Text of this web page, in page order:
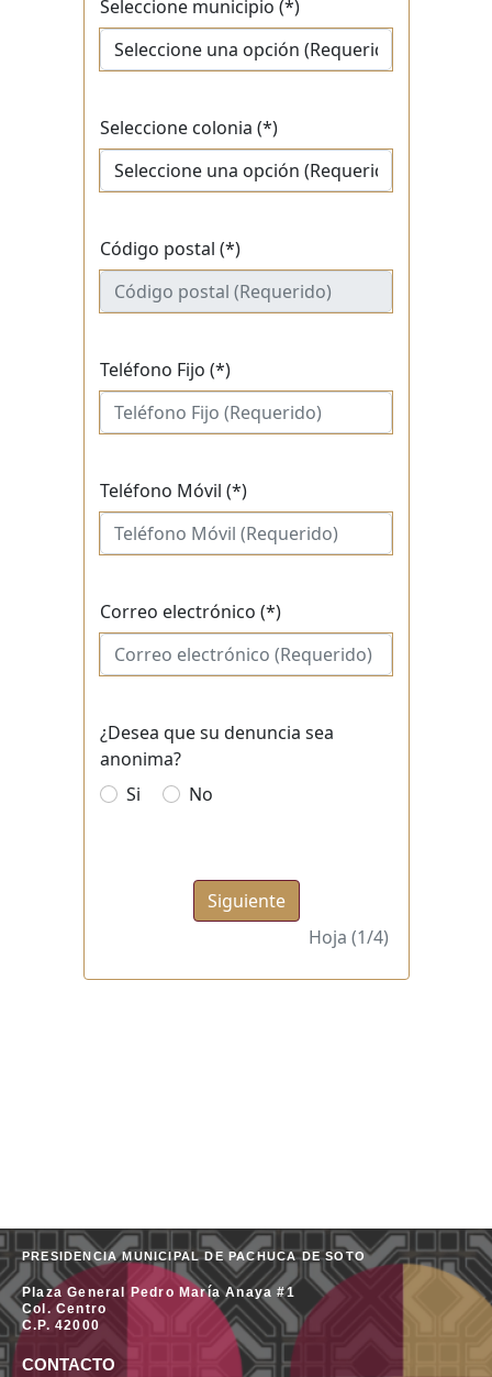
PRESIDENCIA MUNICIPAL DE PACHUCA DE SOTO
Plaza General Pedro María Anaya #1
Col. Centro
C.P. 42000
CONTACTO